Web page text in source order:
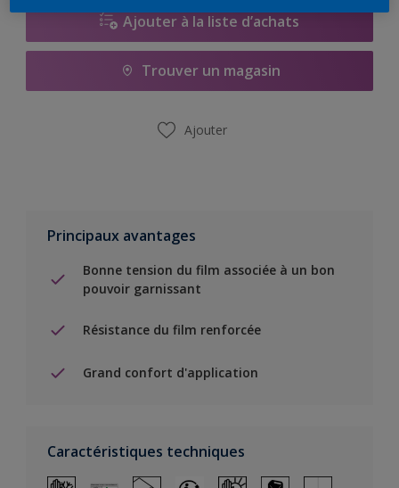
Ajouter à la liste d’achats
Trouver un magasin
Ajouter
Principaux avantages
Bonne tension du film associée à un bon
pouvoir garnissant
Résistance du film renforcée
Grand confort d'application
Caractéristiques techniques